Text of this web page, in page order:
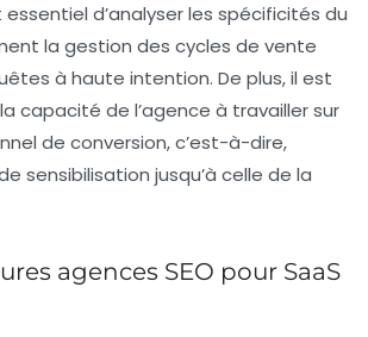
d’analyser les spécificités du
la gestion des cycles de vente
à haute intention. De plus, il est
capacité de l’agence à travailler sur
de conversion, c’est-à-dire,
sensibilisation jusqu’à celle de la
agences SEO pour SaaS